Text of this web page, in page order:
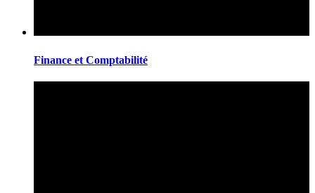
Finance et Comptabilité